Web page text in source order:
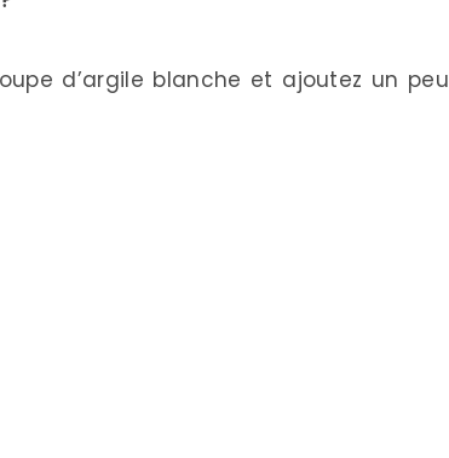
d’argile blanche et ajoutez un peu